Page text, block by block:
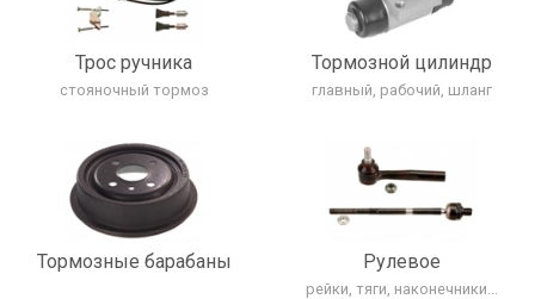
Трос ручника
стояночный тормоз
Тормозной цилиндр
главный, рабочий, шланг
Тормозные барабаны Рулевое
рейки, тяги, наконечники...